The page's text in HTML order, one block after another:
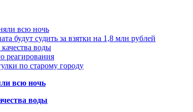
всю ночь
будут судить за взятки на 1,8 млн рублей
воды
реагирования
по старому городу
всю ночь
воды